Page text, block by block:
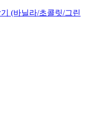
(바닐라/초콜릿/그린